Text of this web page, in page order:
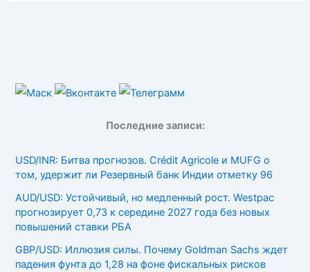
Последние записи:
USD/INR: Битва прогнозов. Crédit Agricole и MUFG о
том, удержит ли Резервный банк Индии отметку 96
AUD/USD: Устойчивый, но медленный рост. Westpac
прогнозирует 0,73 к середине 2027 года без новых
повышений ставки РБА
GBP/USD: Иллюзия силы. Почему Goldman Sachs ждет
падения фунта до 1,28 на фоне фискальных рисков